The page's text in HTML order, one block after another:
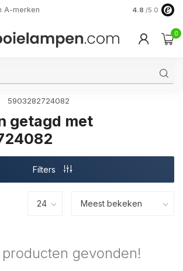
A-merken 4.8 /5.0
0
5903282724082
getagd met
Filters
producten gevonden!